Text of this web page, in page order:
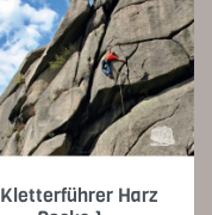
Kletterführer Harz